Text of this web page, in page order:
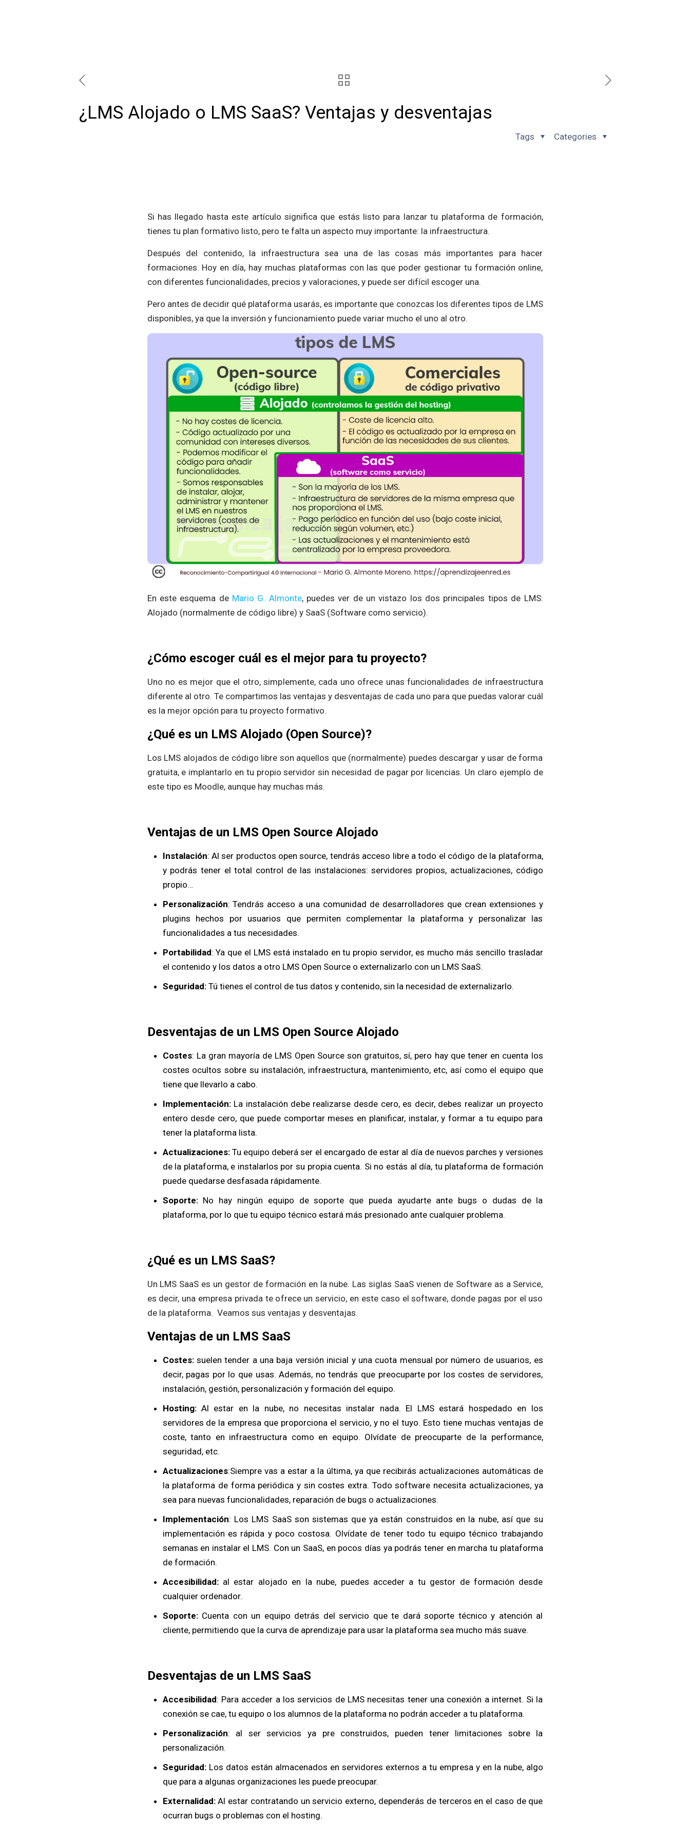
¿LMS Alojado o LMS SaaS? Ventajas y desventajas
Categories
Tags
Si has llegado hasta este artículo significa que estás listo para lanzar tu plataforma de formación,
tienes tu plan formativo listo, pero te falta un aspecto muy importante: la infraestructura.
Después del contenido, la infraestructura sea una de las cosas más importantes para hacer
formaciones. Hoy en día, hay muchas plataformas con las que poder gestionar tu formación online,
con diferentes funcionalidades, precios y valoraciones, y puede ser difícil escoger una.
Pero antes de decidir qué plataforma usarás, es importante que conozcas los diferentes tipos de LMS
disponibles, ya que la inversión y funcionamiento puede variar mucho el uno al otro.
En este esquema deMario G. Almonte, puedes ver de un vistazo los dos principales tipos de LMS:
Alojado (normalmente de código libre) y SaaS (Software como servicio).
¿Cómo escoger cuál es el mejor para tu proyecto?
Uno no es mejor que el otro, simplemente, cada uno ofrece unas funcionalidades de infraestructura
diferente al otro. Te compartimos las ventajas y desventajas de cada uno para que puedas valorar cuál
es la mejor opción para tu proyecto formativo.
¿Qué es un LMS Alojado (Open Source)?
Los LMS alojados de código libre son aquellos que (normalmente) puedes descargar y usar de forma
gratuita, e implantarlo en tu propio servidor sin necesidad de pagar por licencias. Un claro ejemplo de
este tipo es Moodle, aunque hay muchas más.
Ventajas de un LMS Open Source Alojado
Instalación: Al ser productos open source, tendrás acceso libre a todo el código de la plataforma,
y podrás tener el total control de las instalaciones: servidores propios, actualizaciones, código
propio…
Personalización: Tendrás acceso a una comunidad de desarrolladores que crean extensiones y
plugins hechos por usuarios que permiten complementar la plataforma y personalizar las
funcionalidades a tus necesidades.
Portabilidad: Ya que el LMS está instalado en tu propio servidor, es mucho más sencillo trasladar
el contenido y los datos a otro LMS Open Source o externalizarlo con un LMS SaaS.
Seguridad:Tú tienes el control de tus datos y contenido, sin la necesidad de externalizarlo.
Desventajas de un LMS Open Source Alojado
Costes: La gran mayoría de LMS Open Source son gratuitos, sí, pero hay que tener en cuenta los
costes ocultos sobre su instalación, infraestructura, mantenimiento, etc, así como el equipo que
tiene que llevarlo a cabo.
Implementación:La instalación debe realizarse desde cero, es decir, debes realizar un proyecto
entero desde cero, que puede comportar meses en planificar, instalar, y formar a tu equipo para
tener la plataforma lista.
Actualizaciones:Tu equipo deberá ser el encargado de estar al día de nuevos parches y versiones
de la plataforma, e instalarlos por su propia cuenta. Si no estás al día, tu plataforma de formación
puede quedarse desfasada rápidamente.
Soporte:No hay ningún equipo de soporte que pueda ayudarte ante bugs o dudas de la
plataforma, por lo que tu equipo técnico estará más presionado ante cualquier problema.
¿Qué es un LMS SaaS?
Un LMS SaaS es un gestor de formación en la nube. Las siglas SaaS vienen de Software as a Service,
es decir, una empresa privada te ofrece un servicio, en este caso el software, donde pagas por el uso
de la plataforma. Veamos sus ventajas y desventajas.
Ventajas de un LMS SaaS
Costes:suelen tender a una baja versión inicial y una cuota mensual por número de usuarios, es
decir, pagas por lo que usas. Además, no tendrás que preocuparte por los costes de servidores,
instalación, gestión, personalización y formación del equipo.
Hosting:Al estar en la nube, no necesitas instalar nada. El LMS estará hospedado en los
servidores de la empresa que proporciona el servicio, y no el tuyo. Esto tiene muchas ventajas de
coste, tanto en infraestructura como en equipo. Olvídate de preocuparte de la performance,
seguridad, etc.
Actualizaciones:Siempre vas a estar a la última, ya que recibirás actualizaciones automáticas de
la plataforma de forma periódica y sin costes extra. Todo software necesita actualizaciones, ya
sea para nuevas funcionalidades, reparación de bugs o actualizaciones.
Implementación: Los LMS SaaS son sistemas que ya están construidos en la nube, así que su
implementación es rápida y poco costosa. Olvídate de tener todo tu equipo técnico trabajando
semanas en instalar el LMS. Con un SaaS, en pocos días ya podrás tener en marcha tu plataforma
de formación.
Accesibilidad:al estar alojado en la nube, puedes acceder a tu gestor de formación desde
cualquier ordenador.
Soporte:Cuenta con un equipo detrás del servicio que te dará soporte técnico y atención al
cliente, permitiendo que la curva de aprendizaje para usar la plataforma sea mucho más suave.
Desventajas de un LMS SaaS
Accesibilidad: Para acceder a los servicios de LMS necesitas tener una conexión a internet. Si la
conexión se cae, tu equipo o los alumnos de la plataforma no podrán acceder a tu plataforma.
Personalización: al ser servicios ya pre construidos, pueden tener limitaciones sobre la
personalización.
Seguridad: Los datos están almacenados en servidores externos a tu empresa y en la nube, algo
que para a algunas organizaciones les puede preocupar.
Externalidad:Al estar contratando un servicio externo, dependerás de terceros en el caso de que
ocurran bugs o problemas con el hosting.